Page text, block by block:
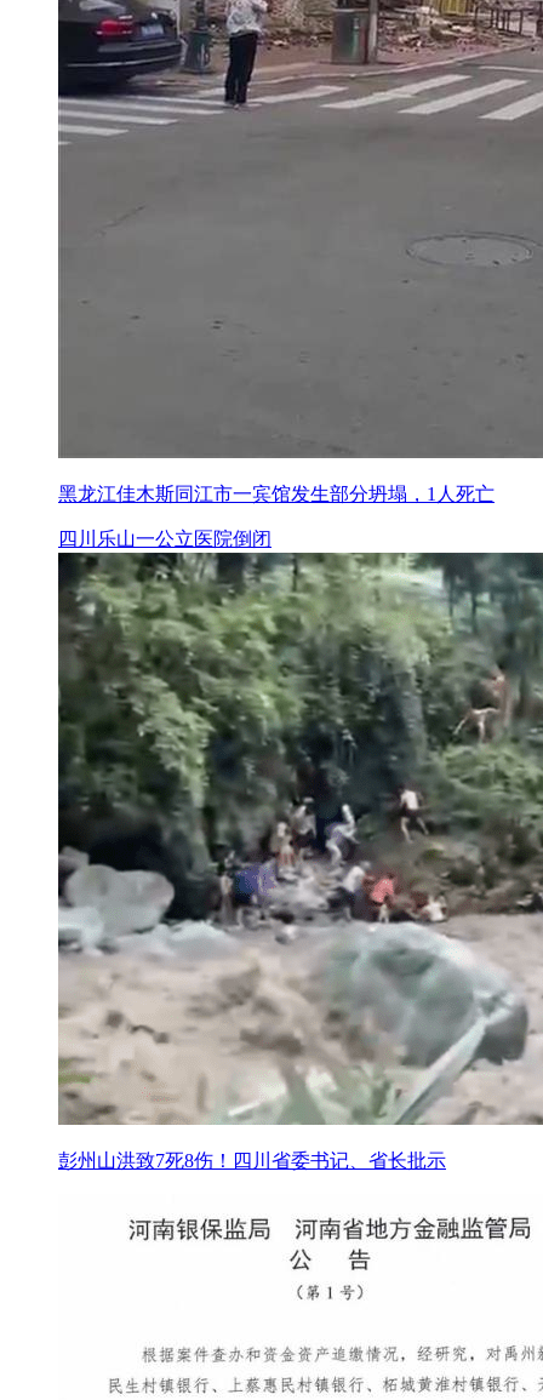
黑龙江佳木斯同江市一宾馆发生部分坍塌，1人死亡
四川乐山一公立医院倒闭
彭州山洪致7死8伤！四川省委书记、省长批示